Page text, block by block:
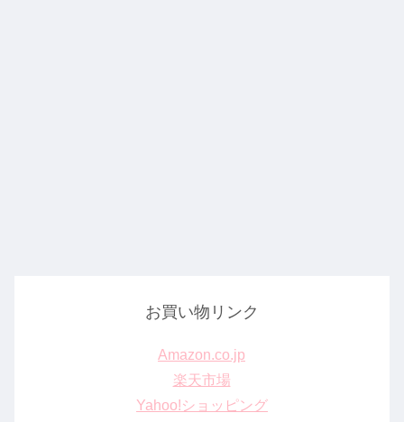
お買い物リンク
Amazon.co.jp
楽天市場
Yahoo!ショッピング